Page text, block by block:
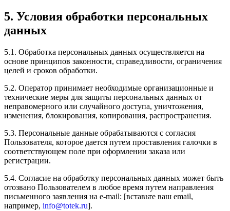
5. Условия обработки персональных
данных
5.1. Обработка персональных данных осуществляется на
основе принципов законности, справедливости, ограничения
целей и сроков обработки.
5.2. Оператор принимает необходимые организационные и
технические меры для защиты персональных данных от
неправомерного или случайного доступа, уничтожения,
изменения, блокирования, копирования, распространения.
5.3. Персональные данные обрабатываются с согласия
Пользователя, которое дается путем проставления галочки в
соответствующем поле при оформлении заказа или
регистрации.
5.4. Согласие на обработку персональных данных может быть
отозвано Пользователем в любое время путем направления
письменного заявления на e-mail: [вставьте ваш email,
например, info@totek.ru].